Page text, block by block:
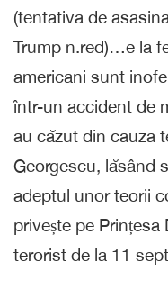
(tentativa de
Trump n.red)…e la
americani sunt
într-un accident de
au căzut din cauza
Georgescu, lăsând
adeptul unor teorii
privește pe Prințesa
terorist de la 11